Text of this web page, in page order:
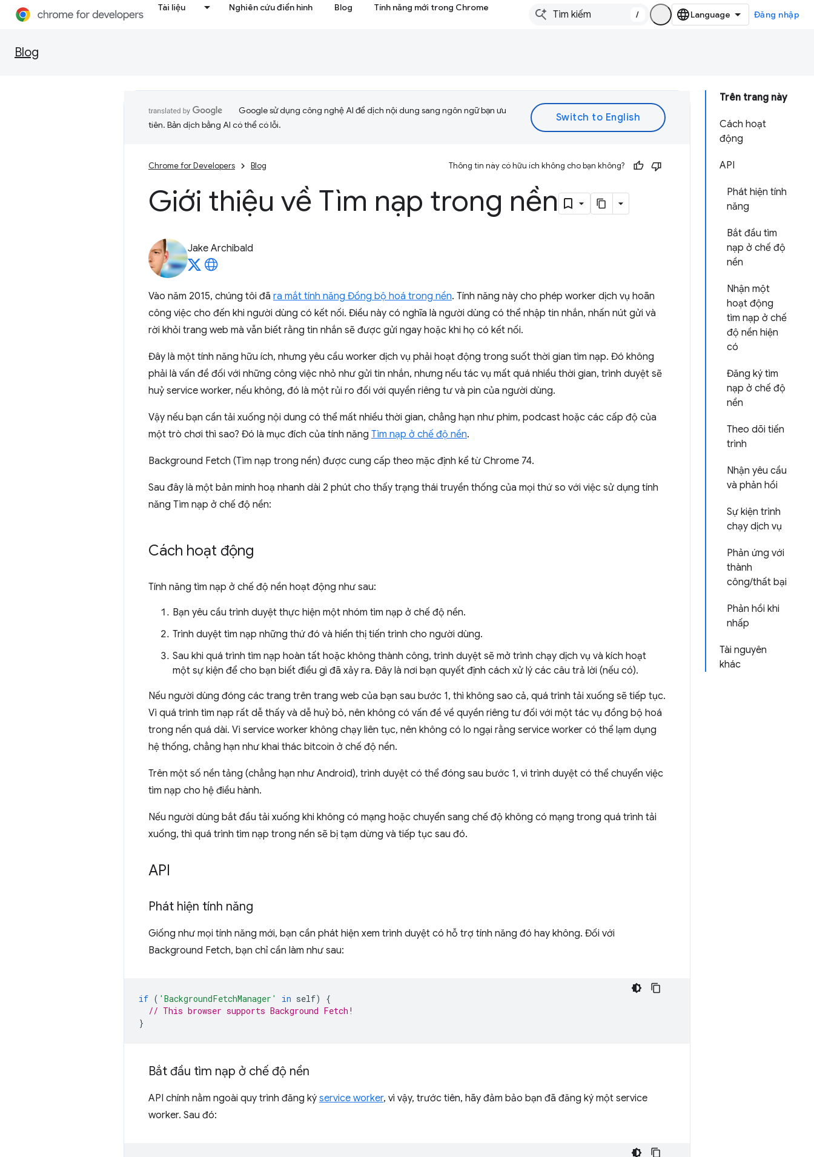
Tài liệu Nghiên cứu điển hình Blog Tính năng mới trong Chrome
/ Đăng nhập
Blog
Trên trang này
Cách hoạt
động
API
Phát hiện tính
năng
Bắt đầu tìm
nạp ở chế độ
nền
Nhận một
hoạt động
tìm nạp ở chế
độ nền hiện
có
Đăng ký tìm
nạp ở chế độ
nền
Theo dõi tiến
trình
Nhận yêu cầu
và phản hồi
Sự kiện trình
chạy dịch vụ
Phản ứng với
thành
công/thất bại
Phản hồi khi
nhấp
Tài nguyên
khác
Google sử dụng công nghệ AI để dịch nội dung sang ngôn ngữ bạn ưu
tiên. Bản dịch bằng AI có thể có lỗi.
Chrome for Developers Blog Thông tin này có hữu ích không cho bạn không?
Giới thiệu về Tìm nạp trong nền
Jake Archibald
Vào năm 2015, chúng tôi đã ra mắt tính năng Đồng bộ hoá trong nền. Tính năng này cho phép worker dịch vụ hoãn
công việc cho đến khi người dùng có kết nối. Điều này có nghĩa là người dùng có thể nhập tin nhắn, nhấn nút gửi và
rời khỏi trang web mà vẫn biết rằng tin nhắn sẽ được gửi ngay hoặc khi họ có kết nối.
Đây là một tính năng hữu ích, nhưng yêu cầu worker dịch vụ phải hoạt động trong suốt thời gian tìm nạp. Đó không
phải là vấn đề đối với những công việc nhỏ như gửi tin nhắn, nhưng nếu tác vụ mất quá nhiều thời gian, trình duyệt sẽ
huỷ service worker, nếu không, đó là một rủi ro đối với quyền riêng tư và pin của người dùng.
Vậy nếu bạn cần tải xuống nội dung có thể mất nhiều thời gian, chẳng hạn như phim, podcast hoặc các cấp độ của
một trò chơi thì sao? Đó là mục đích của tính năng Tìm nạp ở chế độ nền.
Background Fetch (Tìm nạp trong nền) được cung cấp theo mặc định kể từ Chrome 74.
Sau đây là một bản minh hoạ nhanh dài 2 phút cho thấy trạng thái truyền thống của mọi thứ so với việc sử dụng tính
năng Tìm nạp ở chế độ nền:
Cách hoạt động
Tính năng tìm nạp ở chế độ nền hoạt động như sau:
Bạn yêu cầu trình duyệt thực hiện một nhóm tìm nạp ở chế độ nền.
Trình duyệt tìm nạp những thứ đó và hiển thị tiến trình cho người dùng.
Sau khi quá trình tìm nạp hoàn tất hoặc không thành công, trình duyệt sẽ mở trình chạy dịch vụ và kích hoạt
một sự kiện để cho bạn biết điều gì đã xảy ra. Đây là nơi bạn quyết định cách xử lý các câu trả lời (nếu có).
Nếu người dùng đóng các trang trên trang web của bạn sau bước 1, thì không sao cả, quá trình tải xuống sẽ tiếp tục.
Vì quá trình tìm nạp rất dễ thấy và dễ huỷ bỏ, nên không có vấn đề về quyền riêng tư đối với một tác vụ đồng bộ hoá
trong nền quá dài. Vì service worker không chạy liên tục, nên không có lo ngại rằng service worker có thể lạm dụng
hệ thống, chẳng hạn như khai thác bitcoin ở chế độ nền.
Trên một số nền tảng (chẳng hạn như Android), trình duyệt có thể đóng sau bước 1, vì trình duyệt có thể chuyển việc
tìm nạp cho hệ điều hành.
Nếu người dùng bắt đầu tải xuống khi không có mạng hoặc chuyển sang chế độ không có mạng trong quá trình tải
xuống, thì quá trình tìm nạp trong nền sẽ bị tạm dừng và tiếp tục sau đó.
API
Phát hiện tính năng
Giống như mọi tính năng mới, bạn cần phát hiện xem trình duyệt có hỗ trợ tính năng đó hay không. Đối với
Background Fetch, bạn chỉ cần làm như sau:
if ( 'BackgroundFetchManager' in self)
{
// This browser supports Background Fetch!
}
Bắt đầu tìm nạp ở chế độ nền
API chính nằm ngoài quy trình đăng ký service worker, vì vậy, trước tiên, hãy đảm bảo bạn đã đăng ký một service
worker. Sau đó: